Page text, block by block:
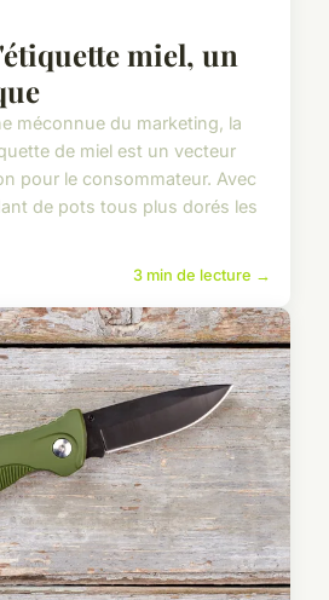
miel, un
méconnue du marketing, la
de miel est un vecteur
pour le consommateur. Avec
de pots tous plus dorés les
3 min de lecture →